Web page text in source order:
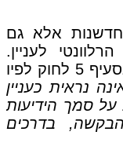
אלא גם
לעניין.
כימות התרומה ובדיקתה הוגדרו בסעיף 5 לחוק לפיו
נראית כעניין
על סמך הידיעות
בדרכים